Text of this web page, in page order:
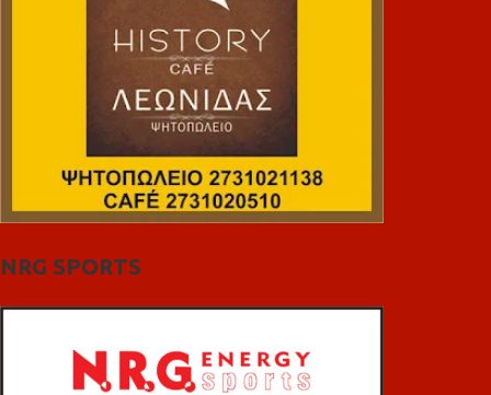
NRG SPORTS